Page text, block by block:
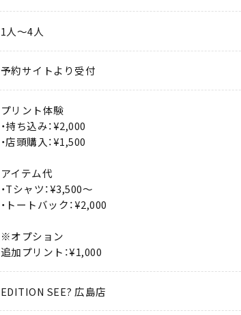
1人～4人
予約サイトより受付
プリント体験
・持ち込み：¥2,000
・店頭購入：¥1,500
アイテム代
・Tシャツ：¥3,500〜
・トートバック：¥2,000
※オプション
追加プリント：¥1,000
EDITION SEE? 広島店